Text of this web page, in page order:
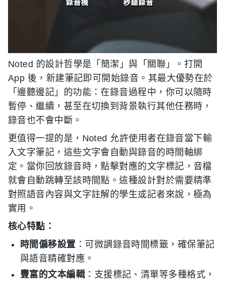
Noted 的設計哲學是「簡潔」與「關聯」。打開
App 後，新建筆記即可開始錄音。其最大優勢在於
「邊聽邊記」的功能：在錄音過程中，你可以隨時
暫停、繼續，甚至在切換到背景執行其他任務時，
錄音也不會中斷。
更值得一提的是，Noted 允許使用者在錄音當下輸
入文字筆記，這些文字會自動與錄音的時間軸綁
定。當你回放錄音時，點擊對應的文字標記，音檔
就會自動跳轉至該時間點。這種設計對於需要精準
對照語音內容與文字註解的學生或記者來說，極為
實用。
核心特點：
時間偏移設置 ：可微調錄音時間標籤，確保筆記
與語音精確對應。
豐富的文本編輯 ：支援標記、清單等多種格式，